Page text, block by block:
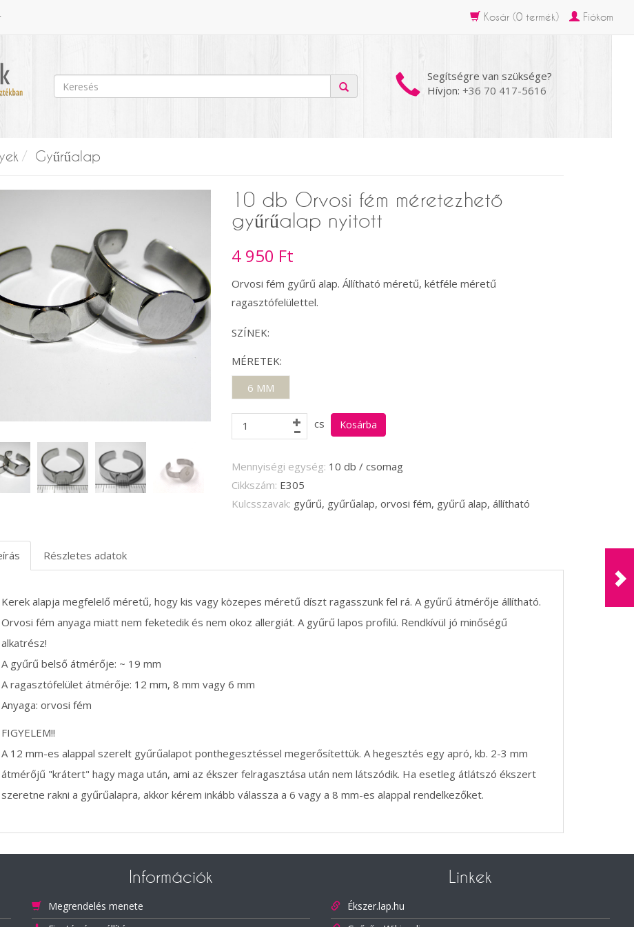
Fiókom
Kosár (0 termék)
Segítségre van szüksége?
Hívjon: +36 70 417-5616
Gyűrűalap
10 db Orvosi fém méretezhető
gyűrűalap nyitott
4 950 Ft
Orvosi fém gyűrű alap. Állítható méretű, kétféle méretű
ragasztófelülettel.
SZÍNEK:
MÉRETEK:
6 MM
cs
Mennyiségi egység: 10 db / csomag
Cikkszám: E305
Kulcsszavak: gyűrű, gyűrűalap, orvosi fém, gyűrű alap, állítható
Részletes adatok
Kerek alapja megfelelő méretű, hogy kis vagy közepes méretű díszt ragasszunk fel rá. A gyűrű átmérője állítható.
Orvosi fém anyaga miatt nem feketedik és nem okoz allergiát. A gyűrű lapos profilú. Rendkívül jó minőségű
alkatrész!
A gyűrű belső átmérője: ~ 19 mm
A ragasztófelület átmérője: 12 mm, 8 mm vagy 6 mm
Anyaga: orvosi fém
FIGYELEM!!
A 12 mm-es alappal szerelt gyűrűalapot ponthegesztéssel megerősítettük. A hegesztés egy apró, kb. 2-3 mm
átmérőjű "krátert" hagy maga után, ami az ékszer felragasztása után nem látszódik. Ha esetleg átlátszó ékszert
szeretne rakni a gyűrűalapra, akkor kérem inkább válassza a 6 vagy a 8 mm-es alappal rendelkezőket.
Információk
Megrendelés menete
Linkek
Ékszer.lap.hu